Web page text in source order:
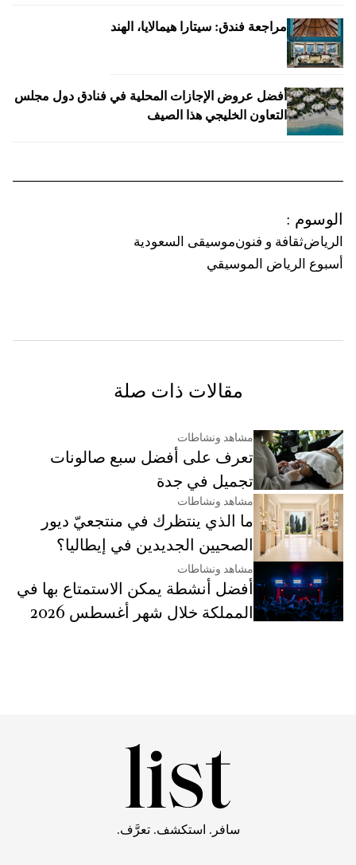
مراجعة فندق: سيتارا هيمالايا، الهند
أفضل عروض الإجازات المحلية في فنادق دول مجلس
التعاون الخليجي هذا الصيف
الوسوم :
الرياضثقافة و فنونموسيقى السعودية
أسبوع الرياض الموسيقي
مقالات ذات صلة
مشاهد ونشاطات
تعرف على أفضل سبع صالونات
تجميل في جدة
مشاهد ونشاطات
ما الذي ينتظرك في منتجعيّ ديور
الصحيين الجديدين في إيطاليا؟
مشاهد ونشاطات
أفضل أنشطة يمكن الاستمتاع بها في
المملكة خلال شهر أغسطس 2026
سافر. استكشف. تعرَّف.